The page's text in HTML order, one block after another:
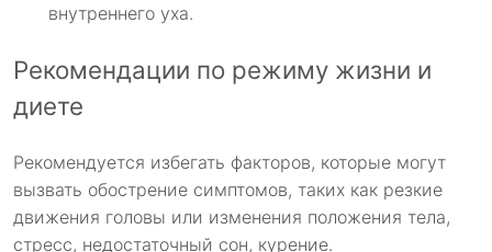
внутреннего уха.
Рекомендации по режиму жизни и
диете
Рекомендуется избегать факторов, которые могут
вызвать обострение симптомов, таких как резкие
движения головы или изменения положения тела,
стресс, недостаточный сон, курение.